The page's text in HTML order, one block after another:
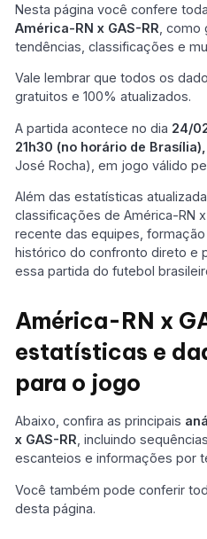
Nesta página você confere
América-RN x GAS-RR ,
tendências, classificações e
Vale lembrar que todos os
gratuitos e 100% atualizados.
A partida acontece no dia 24/
21h30 (no horário de
José Rocha), em jogo válido
Além das estatísticas
classificações de América-RN
recente das equipes,
histórico do confronto direto e
essa partida do futebol
América-RN x
estatísticas e
para o jogo
Abaixo, confira as principais
x GAS-RR , incluindo
escanteios e informações por
Você também pode conferir
desta página.